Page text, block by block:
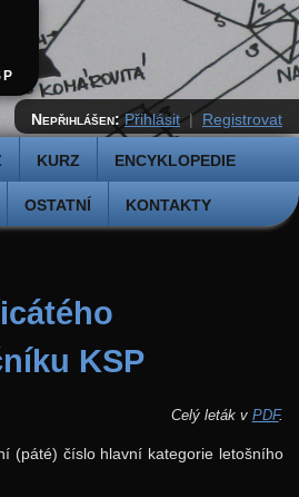
KURZ ENCYKLOPEDIE
OSTATNÍ KONTAKTY
Nepřihlášen: Přihlásit | Registrovat
KSP
Celý leták v PDF.
(páté) číslo hlavní kategorie letošního